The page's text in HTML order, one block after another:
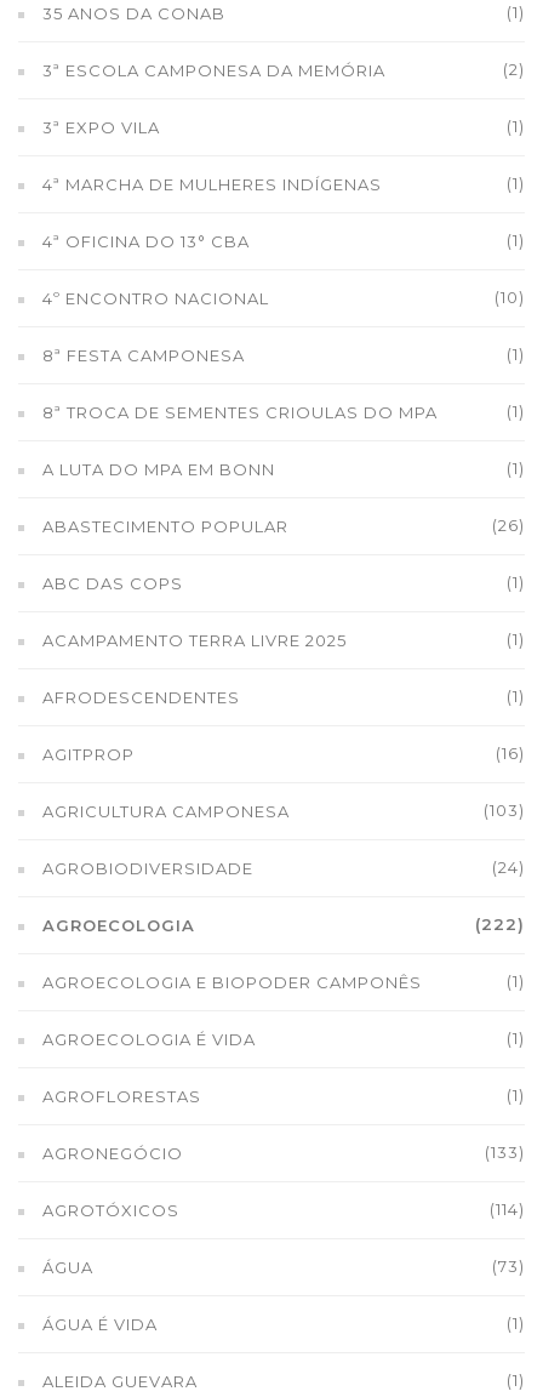
35 ANOS DA CONAB (1)
3ª ESCOLA CAMPONESA DA MEMÓRIA (2)
3ª EXPO VILA (1)
4ª MARCHA DE MULHERES INDÍGENAS (1)
4ª OFICINA DO 13° CBA (1)
4º ENCONTRO NACIONAL (10)
8ª FESTA CAMPONESA (1)
8ª TROCA DE SEMENTES CRIOULAS DO MPA (1)
A LUTA DO MPA EM BONN (1)
ABASTECIMENTO POPULAR (26)
ABC DAS COPS (1)
ACAMPAMENTO TERRA LIVRE 2025 (1)
AFRODESCENDENTES (1)
AGITPROP (16)
AGRICULTURA CAMPONESA (103)
AGROBIODIVERSIDADE (24)
AGROECOLOGIA (222)
AGROECOLOGIA E BIOPODER CAMPONÊS (1)
AGROECOLOGIA É VIDA (1)
AGROFLORESTAS (1)
AGRONEGÓCIO (133)
AGROTÓXICOS (114)
ÁGUA (73)
ÁGUA É VIDA (1)
ALEIDA GUEVARA (1)